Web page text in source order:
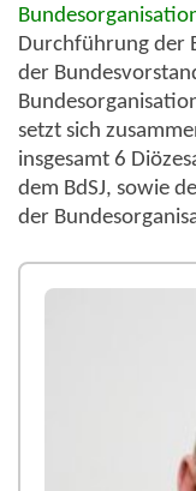
Durchführung der
der
setzt sich
insgesamt 6
dem BdSJ, sowie
der